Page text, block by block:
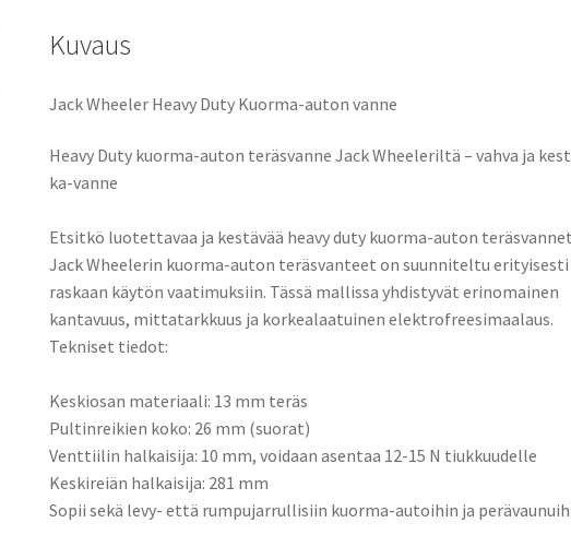
k
n
Kuvaus
Jack Wheeler Heavy Duty Kuorma-auton vanne
Heavy Duty kuorma-auton teräsvanne Jack Wheeleriltä – vahva ja
ka-vanne
Etsitkö luotettavaa ja kestävää heavy duty kuorma-auton
Jack Wheelerin kuorma-auton teräsvanteet on suunniteltu erityisesti
raskaan käytön vaatimuksiin. Tässä mallissa yhdistyvät erinomainen
kantavuus, mittatarkkuus ja korkealaatuinen elektrofreesimaalaus.
Tekniset tiedot:
Keskiosan materiaali: 13 mm teräs
Pultinreikien koko: 26 mm (suorat)
Venttiilin halkaisija: 10 mm, voidaan asentaa 12-15 N tiukkuudelle
Keskireiän halkaisija: 281 mm
Sopii sekä levy- että rumpujarrullisiin kuorma-autoihin ja